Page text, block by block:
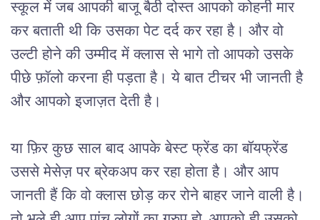
स्कूल में जब आपकी बाजू बैठी दोस्त आपको कोहनी मार
कर बताती थी कि उसका पेट दर्द कर रहा है। और वो
उल्टी होने की उम्मीद में क्लास से भागे तो आपको उसके
पीछे फ़ॉलो करना ही पड़ता है। ये बात टीचर भी जानती है
और आपको इजाज़त देती है।
या फ़िर कुछ साल बाद आपके बेस्ट फ्रेंड का बॉयफ्रेंड
उससे मेसेज़ पर ब्रेकअप कर रहा होता है। और आप
जानती हैं कि वो क्लास छोड़ कर रोने बाहर जाने वाली है।